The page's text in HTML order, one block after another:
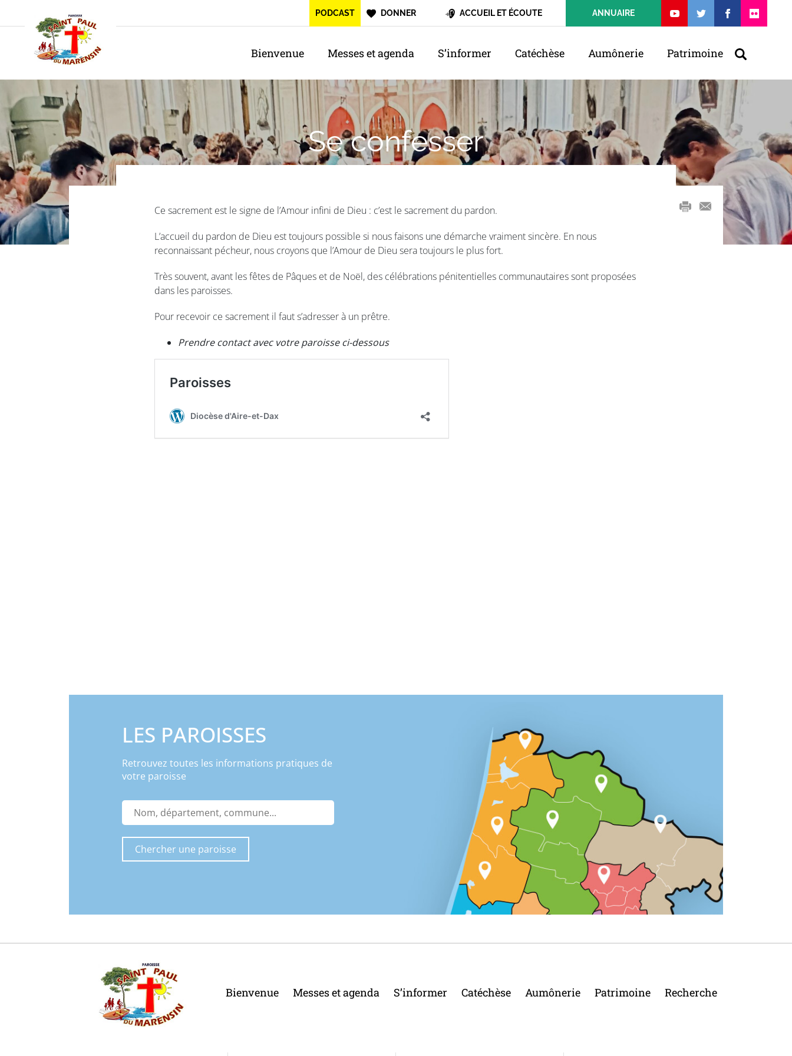
PODCAST DONNER ACCUEIL ET ÉCOUTE ANNUAIRE
Bienvenue Messes et agenda S’informer Catéchèse Aumônerie Patrimoine
Se confesser
Ce sacrement est le signe de l’Amour infini de Dieu : c’est le sacrement du pardon.
L’accueil du pardon de Dieu est toujours possible si nous faisons une démarche vraiment sincère. En nous
reconnaissant pécheur, nous croyons que l’Amour de Dieu sera toujours le plus fort.
Très souvent, avant les fêtes de Pâques et de Noël, des célébrations pénitentielles communautaires sont proposées
dans les paroisses.
Pour recevoir ce sacrement il faut s’adresser à un prêtre.
Prendre contact avec votre paroisse ci-dessous
LES PAROISSES
Retrouvez toutes les informations pratiques de
votre paroisse
Bienvenue Messes et agenda S’informer Catéchèse Aumônerie Patrimoine Recherche